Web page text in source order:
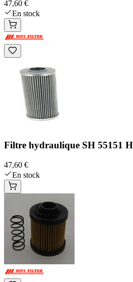
47,60 €
En stock
Filtre hydraulique SH 55151
47,60 €
En stock